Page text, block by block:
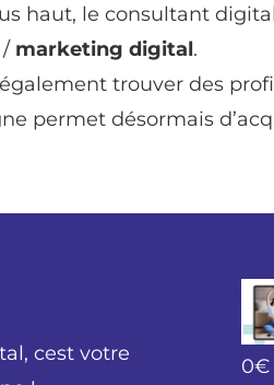
haut, le consultant
/ marketing digital.
trouver des
permet désormais
cest votre
0€